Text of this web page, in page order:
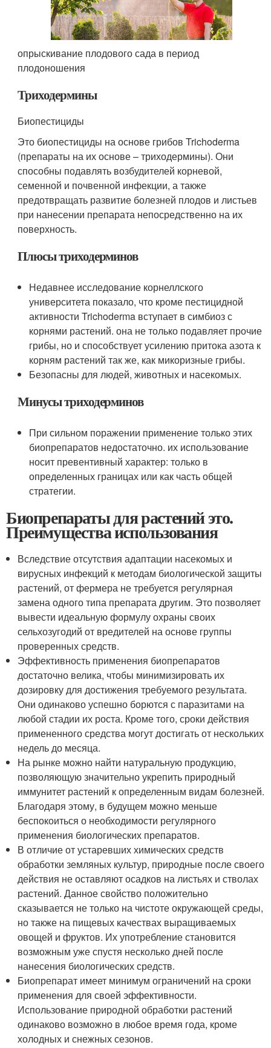
опрыскивание плодового сада в период
плодоношения
Триходермины
Биопестициды
Это биопестициды на основе грибов Trichoderma
(препараты на их основе – триходермины). Они
способны подавлять возбудителей корневой,
семенной и почвенной инфекции, а также
предотвращать развитие болезней плодов и листьев
при нанесении препарата непосредственно на их
поверхность.
Плюсы триходерминов
Недавнее исследование корнеллского
университета показало, что кроме пестицидной
активности Trichoderma вступает в симбиоз с
корнями растений. она не только подавляет прочие
грибы, но и способствует усилению притока азота к
корням растений так же, как микоризные грибы.
Безопасны для людей, животных и насекомых.
Минусы триходерминов
При сильном поражении применение только этих
биопрепаратов недостаточно. их использование
носит превентивный характер: только в
определенных границах или как часть общей
стратегии.
Биопрепараты для растений это.
Преимущества использования
Вследствие отсутствия адаптации насекомых и
вирусных инфекций к методам биологической защиты
растений, от фермера не требуется регулярная
замена одного типа препарата другим. Это позволяет
вывести идеальную формулу охраны своих
сельхозугодий от вредителей на основе группы
проверенных средств.
Эффективность применения биопрепаратов
достаточно велика, чтобы минимизировать их
дозировку для достижения требуемого результата.
Они одинаково успешно борются с паразитами на
любой стадии их роста. Кроме того, сроки действия
примененного средства могут достигать от нескольких
недель до месяца.
На рынке можно найти натуральную продукцию,
позволяющую значительно укрепить природный
иммунитет растений к определенным видам болезней.
Благодаря этому, в будущем можно меньше
беспокоиться о необходимости регулярного
применения биологических препаратов.
В отличие от устаревших химических средств
обработки земляных культур, природные после своего
действия не оставляют осадков на листьях и стволах
растений. Данное свойство положительно
сказывается не только на чистоте окружающей среды,
но также на пищевых качествах выращиваемых
овощей и фруктов. Их употребление становится
возможным уже спустя несколько дней после
нанесения биологических средств.
Биопрепарат имеет минимум ограничений на сроки
применения для своей эффективности.
Использование природной обработки растений
одинаково возможно в любое время года, кроме
холодных и снежных сезонов.